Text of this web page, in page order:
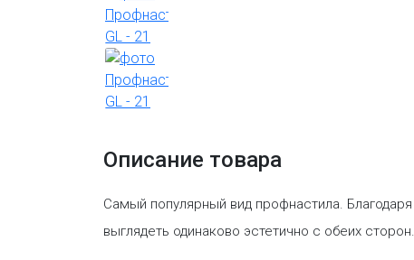
Описание товара
Самый популярный вид профнастила.
выглядеть одинаково эстетично с обеих